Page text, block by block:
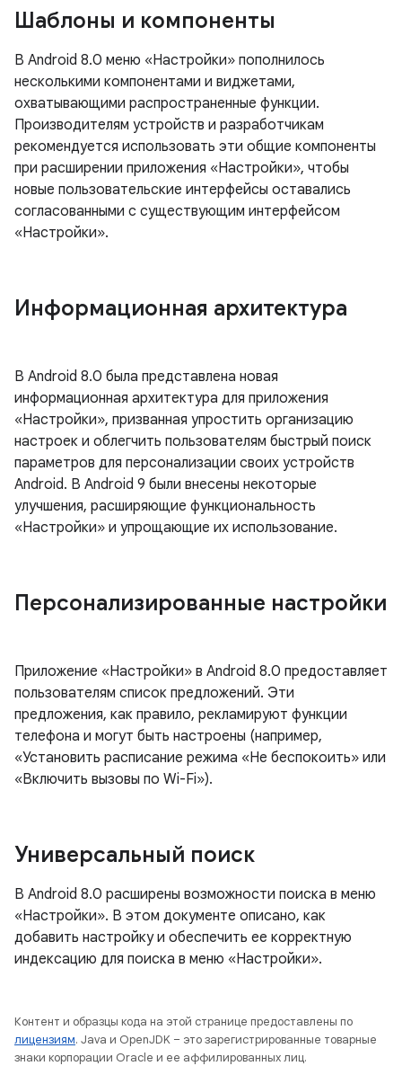
Шаблоны и компоненты
В Android 8.0 меню «Настройки» пополнилось
несколькими компонентами и виджетами,
охватывающими распространенные функции.
Производителям устройств и разработчикам
рекомендуется использовать эти общие компоненты
при расширении приложения «Настройки», чтобы
новые пользовательские интерфейсы оставались
согласованными с существующим интерфейсом
«Настройки».
Информационная архитектура
В Android 8.0 была представлена ​​новая
информационная архитектура для приложения
«Настройки», призванная упростить организацию
настроек и облегчить пользователям быстрый поиск
параметров для персонализации своих устройств
Android. В Android 9 были внесены некоторые
улучшения, расширяющие функциональность
«Настройки» и упрощающие их использование.
Персонализированные настройки
Приложение «Настройки» в Android 8.0 предоставляет
пользователям список предложений. Эти
предложения, как правило, рекламируют функции
телефона и могут быть настроены (например,
«Установить расписание режима «Не беспокоить» или
«Включить вызовы по Wi-Fi»).
Универсальный поиск
В Android 8.0 расширены возможности поиска в меню
«Настройки». В этом документе описано, как
добавить настройку и обеспечить ее корректную
индексацию для поиска в меню «Настройки».
Контент и образцы кода на этой странице предоставлены по
лицензиям. Java и OpenJDK – это зарегистрированные товарные
знаки корпорации Oracle и ее аффилированных лиц.